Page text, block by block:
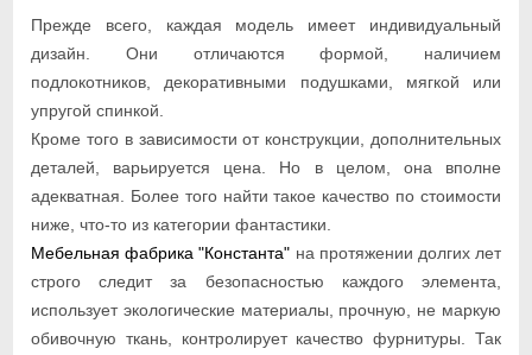
Прежде всего, каждая модель имеет индивидуальный
дизайн. Они отличаются формой, наличием
подлокотников, декоративными подушками, мягкой или
упругой спинкой.
Кроме того в зависимости от конструкции, дополнительных
деталей, варьируется цена. Но в целом, она вполне
адекватная. Более того найти такое качество по стоимости
ниже, что-то из категории фантастики.
Мебельная фабрика "Константа" на протяжении долгих лет
строго следит за безопасностью каждого элемента,
использует экологические материалы, прочную, не маркую
обивочную ткань, контролирует качество фурнитуры. Так